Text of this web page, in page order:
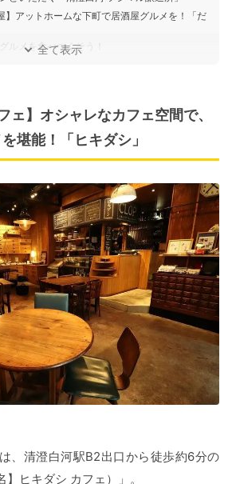
】アットホームな下町で居酒屋グルメを！「だ
ルメを食べつくそう！
全て表示
ェ】オシャレなカフェ空間で、
堪能！「ヒキダシ」
、清澄白河駅B2出口から徒歩約6分の
】ヒキダシ カフェ）」。